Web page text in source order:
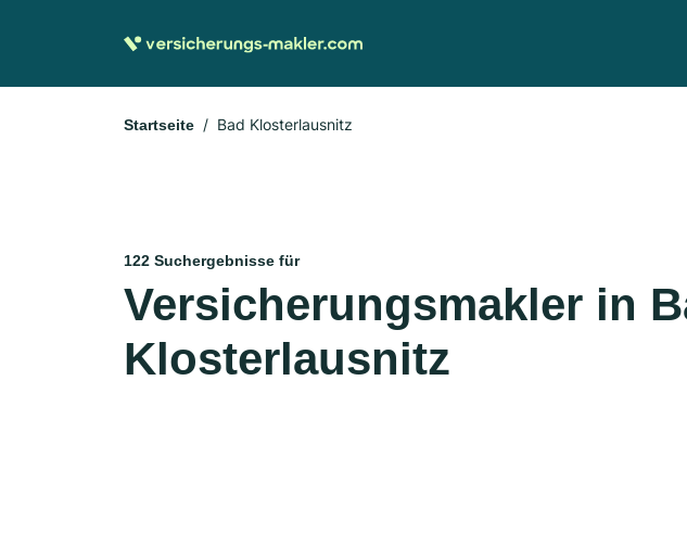
Startseite Bad Klosterlausnitz
122 Suchergebnisse für
Versicherungsmakler in
Klosterlausnitz